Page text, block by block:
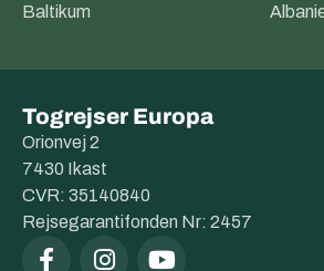
Baltikum
Togrejser Europa
Orionvej 2
7430 Ikast
CVR: 35140840
Rejsegarantifonden Nr: 2457